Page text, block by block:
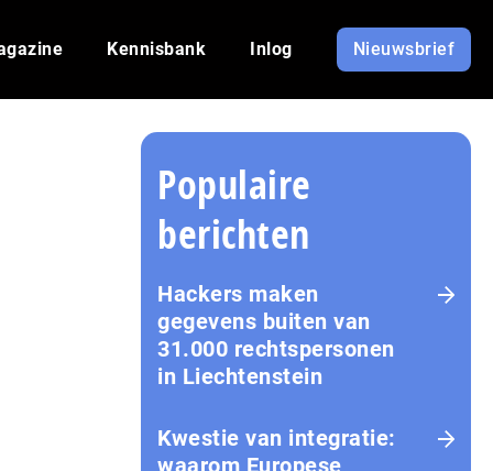
Kennisbank Inlog Nieuwsbrief
Populaire
berichten
Hackers maken
gegevens buiten van
31.000 rechtspersonen
in Liechtenstein
Kwestie van integratie:
waarom Europese